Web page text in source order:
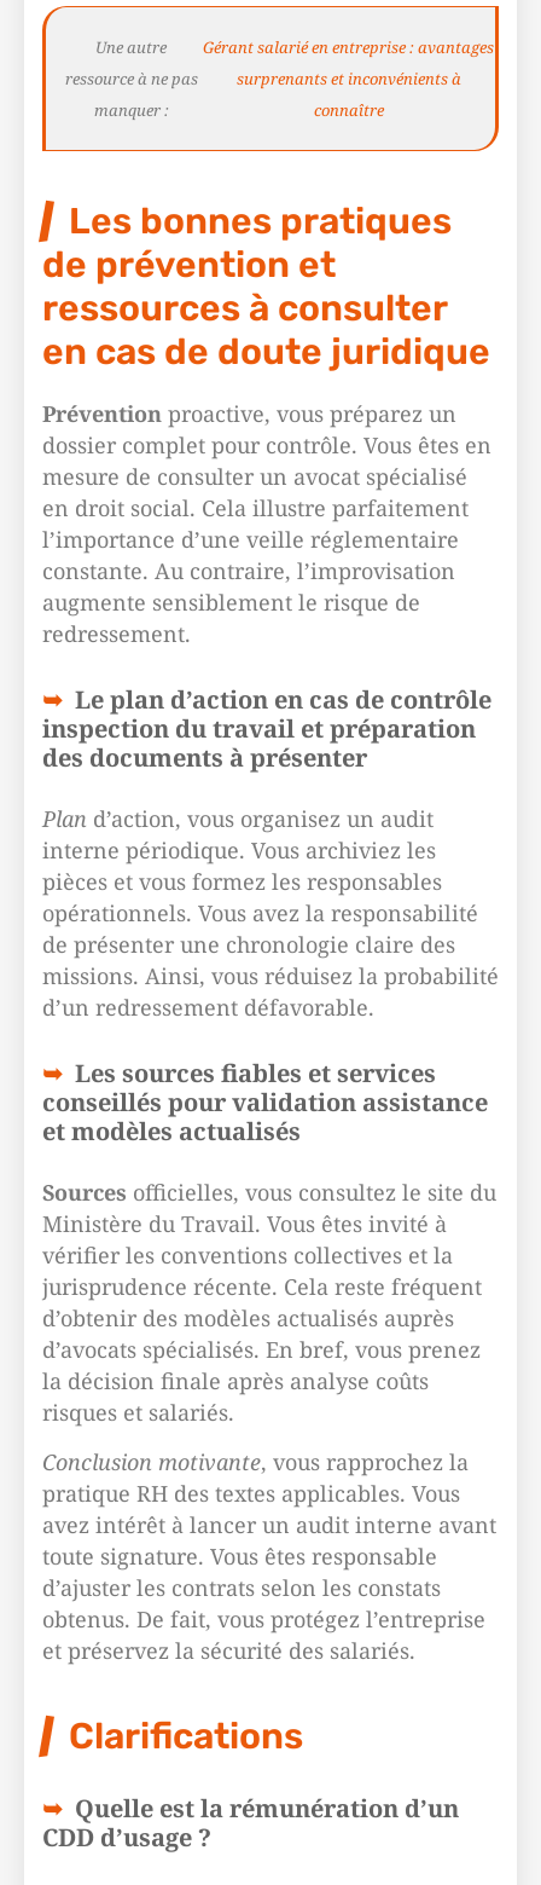
Une autre
ressource à ne pas
manquer :
Gérant salarié en entreprise : avantages
surprenants et inconvénients à
connaître
Les bonnes pratiques
de prévention et
ressources à consulter
en cas de doute juridique
Prévention proactive, vous préparez un
dossier complet pour contrôle. Vous êtes en
mesure de consulter un avocat spécialisé
en droit social. Cela illustre parfaitement
l’importance d’une veille réglementaire
constante. Au contraire, l’improvisation
augmente sensiblement le risque de
redressement.
Le plan d’action en cas de contrôle
inspection du travail et préparation
des documents à présenter
Plan d’action, vous organisez un audit
interne périodique. Vous archiviez les
pièces et vous formez les responsables
opérationnels. Vous avez la responsabilité
de présenter une chronologie claire des
missions. Ainsi, vous réduisez la probabilité
d’un redressement défavorable.
Les sources fiables et services
conseillés pour validation assistance
et modèles actualisés
Sources officielles, vous consultez le site du
Ministère du Travail. Vous êtes invité à
vérifier les conventions collectives et la
jurisprudence récente. Cela reste fréquent
d’obtenir des modèles actualisés auprès
d’avocats spécialisés. En bref, vous prenez
la décision finale après analyse coûts
risques et salariés.
Conclusion motivante, vous rapprochez la
pratique RH des textes applicables. Vous
avez intérêt à lancer un audit interne avant
toute signature. Vous êtes responsable
d’ajuster les contrats selon les constats
obtenus. De fait, vous protégez l’entreprise
et préservez la sécurité des salariés.
Clarifications
Quelle est la rémunération d’un
CDD d’usage ?